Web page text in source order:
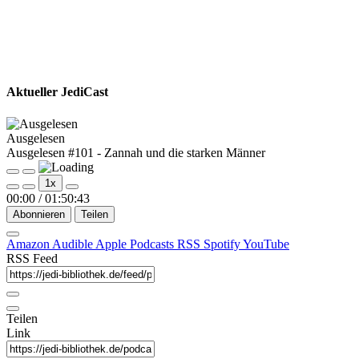
Aktueller JediCast
Ausgelesen
Ausgelesen #101 - Zannah und die starken Männer
Play
Episode
Pause
Episode
1x
00:00 / 01:50:43
Abonnieren Teilen
Amazon Audible Apple Podcasts RSS SpotifyYouTube
RSS Feed
Teilen
Link